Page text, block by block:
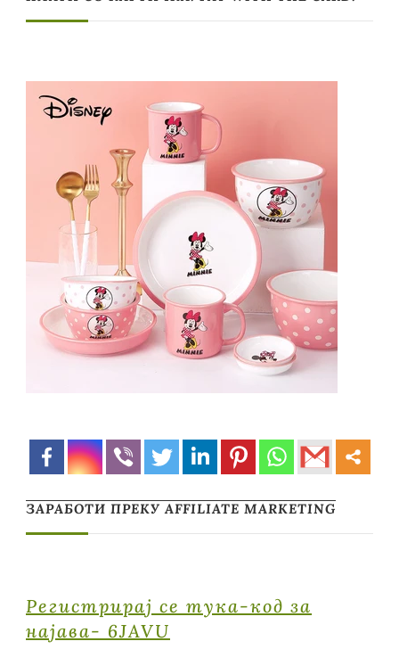
ЗАРАБОТИ ПРЕКУ AFFILIATE MARKETING
Регистрирај се тука-код за
најава- 6JAVU